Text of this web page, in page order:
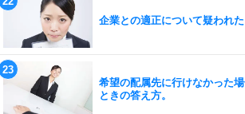
企業との適正について疑われた
希望の配属先に行けなかった
ときの答え方。